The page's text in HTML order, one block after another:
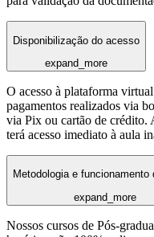
Disponibilização do acesso
expand_more
O acesso à plataforma
pagamentos realizados via
via Pix ou cartão de crédito.
terá acesso imediato à aula
Metodologia e funcionamento
expand_more
Nossos cursos de Pós-